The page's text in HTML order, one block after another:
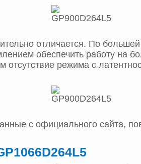
отличается. По
обеспечить работу на
отсутствие режима с
с официального сайта,